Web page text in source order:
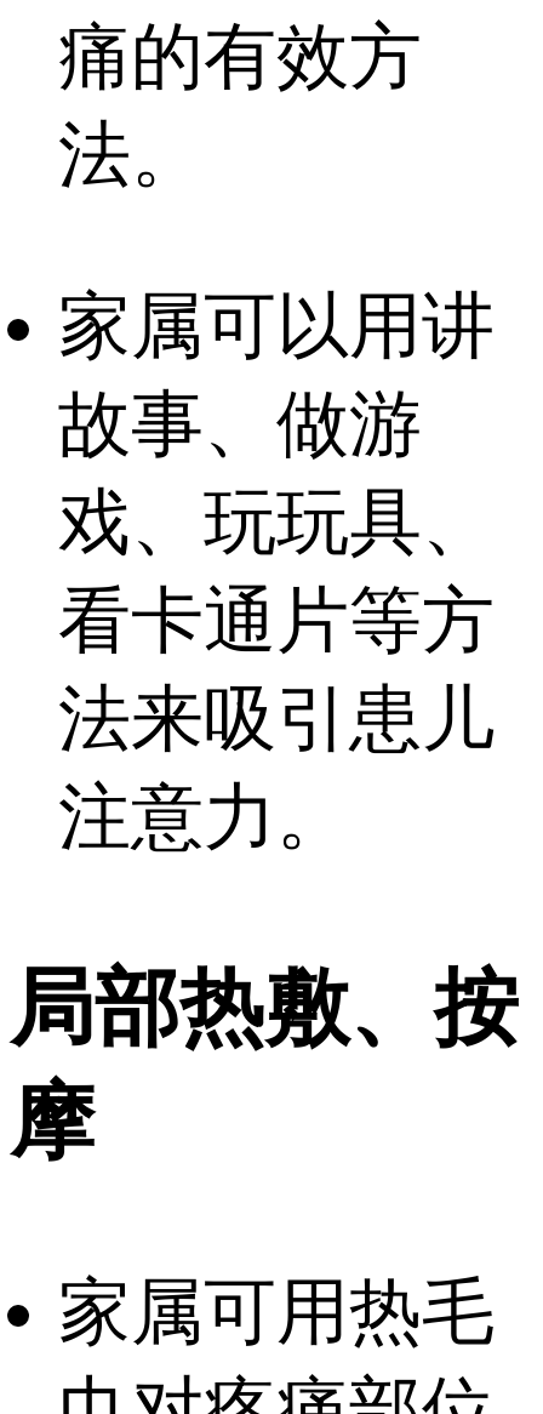
痛的有效方
法。
家属可以用讲
故事、做游
戏、玩玩具、
看卡通片等方
法来吸引患儿
注意力。
局部热敷、按
摩
家属可用热毛